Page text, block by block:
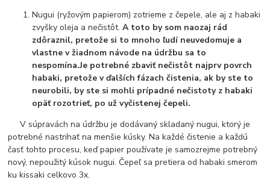
Nugui (ryžovým papierom) zotrieme z čepele, ale aj z habaki
zvyšky oleja a nečistôt.A toto by som naozaj rád
zdôraznil, pretože si to mnoho ľudí neuvedomuje a
vlastne v žiadnom návode na údržbu sa to
nespomína.Je potrebné zbaviť nečistôt najprv povrch
habaki, pretože v ďalších fázach čistenia, ak by ste to
neurobili, by ste si mohli prípadné nečistoty z habaki
opäť rozotrieť, po už vyčistenej čepeli.
V súpravách na údržbu je dodávaný skladaný nugui, ktorý je
potrebné nastrihať na menšie kúsky. Na každé čistenie a každú
časť tohto procesu, keď papier používate je samozrejme potrebný
nový, nepoužitý kúsok nugui. Čepeľ sa pretiera od habaki smerom
ku kissaki celkovo 3x.